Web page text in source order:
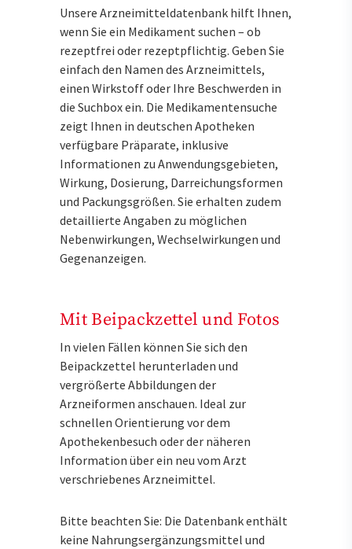
Unsere Arzneimitteldatenbank hilft Ihnen,
wenn Sie ein Medikament suchen – ob
rezeptfrei oder rezeptpflichtig. Geben Sie
einfach den Namen des Arzneimittels,
einen Wirkstoff oder Ihre Beschwerden in
die Suchbox ein. Die Medikamentensuche
zeigt Ihnen in deutschen Apotheken
verfügbare Präparate, inklusive
Informationen zu Anwendungsgebieten,
Wirkung, Dosierung, Darreichungsformen
und Packungsgrößen. Sie erhalten zudem
detaillierte Angaben zu möglichen
Nebenwirkungen, Wechselwirkungen und
Gegenanzeigen.
Mit Beipackzettel und Fotos
In vielen Fällen können Sie sich den
Beipackzettel herunterladen und
vergrößerte Abbildungen der
Arzneiformen anschauen. Ideal zur
schnellen Orientierung vor dem
Apothekenbesuch oder der näheren
Information über ein neu vom Arzt
verschriebenes Arzneimittel.
Bitte beachten Sie: Die Datenbank enthält
keine Nahrungsergänzungsmittel und